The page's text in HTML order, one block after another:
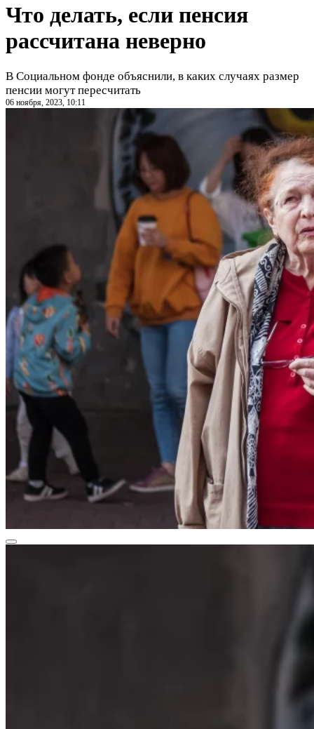
Что делать, если пенсия
рассчитана неверно
В Социальном фонде объяснили, в каких случаях размер
пенсии могут пересчитать
06 ноября, 2023, 10:11